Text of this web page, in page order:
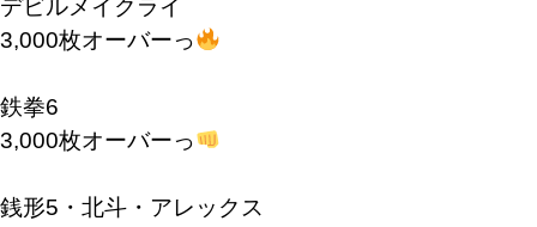
デビルメイクライ
3,000枚オーバーっ
鉄拳6
3,000枚オーバーっ
銭形5・北斗・アレックス